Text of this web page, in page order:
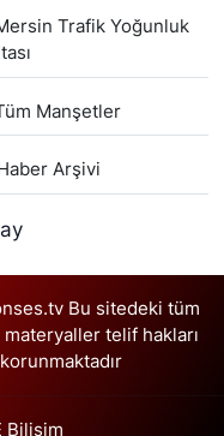
Trafik Yoğunluk
Manşetler
Haber Arşivi
Bu sitedeki tüm
materyaller telif hakları
Bilişim